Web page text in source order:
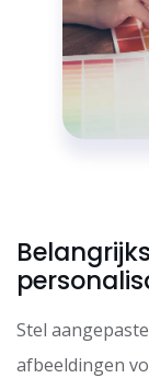
Stel
afbeeldingen